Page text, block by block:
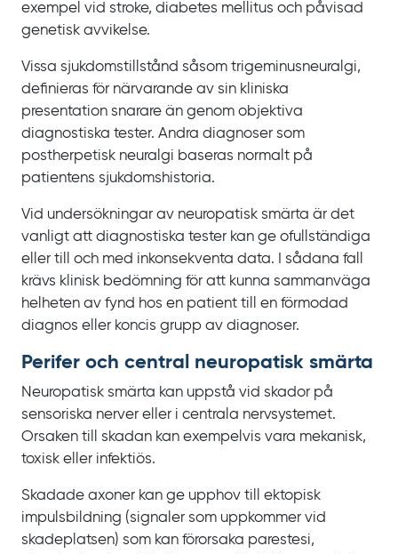
exempel vid stroke, diabetes mellitus och påvisad
genetisk avvikelse.
Vissa sjukdomstillstånd såsom trigeminusneuralgi,
definieras för närvarande av sin kliniska
presentation snarare än genom objektiva
diagnostiska tester. Andra diagnoser som
postherpetisk neuralgi baseras normalt på
patientens sjukdomshistoria.
Vid undersökningar av neuropatisk smärta är det
vanligt att diagnostiska tester kan ge ofullständiga
eller till och med inkonsekventa data. I sådana fall
krävs klinisk bedömning för att kunna sammanväga
helheten av fynd hos en patient till en förmodad
diagnos eller koncis grupp av diagnoser.
Perifer och central neuropatisk smärta
Neuropatisk smärta kan uppstå vid skador på
sensoriska nerver eller i centrala nervsystemet.
Orsaken till skadan kan exempelvis vara mekanisk,
toxisk eller infektiös.
Skadade axoner kan ge upphov till ektopisk
impulsbildning (signaler som uppkommer vid
skadeplatsen) som kan förorsaka parestesi,